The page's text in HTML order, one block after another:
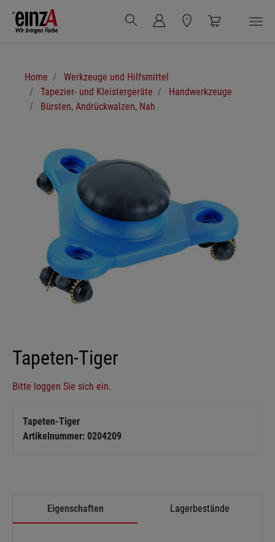
Zum Hauptinhalt springen
Home
Werkzeuge und Hilfsmittel
Tapezier- und Kleistergeräte
Handwerkzeuge
Bürsten, Andrückwalzen, Nah
Tapeten-Tiger
Bitte loggen Sie sich ein.
Tapeten-Tiger
Artikelnummer: 0204209
Eigenschaften Lagerbestände